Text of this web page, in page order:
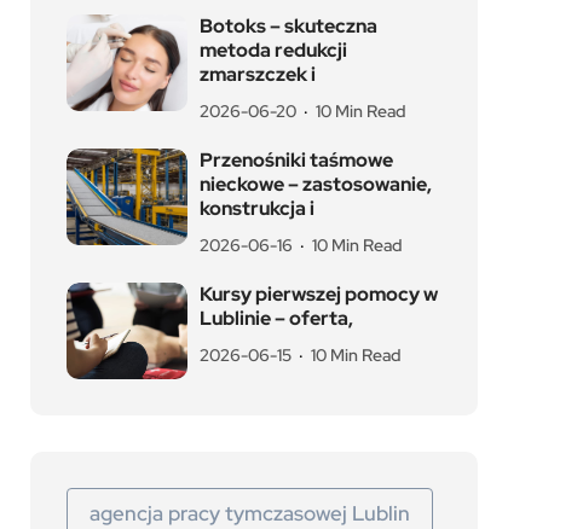
Botoks – skuteczna
metoda redukcji
zmarszczek i
2026-06-20 10 Min Read
Przenośniki taśmowe
nieckowe – zastosowanie,
konstrukcja i
2026-06-16 10 Min Read
Kursy pierwszej pomocy w
Lublinie – oferta,
2026-06-15 10 Min Read
agencja pracy tymczasowej Lublin